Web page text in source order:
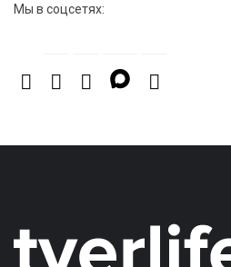
заслуги тренеров и атлетов
Мы в соцсетях: